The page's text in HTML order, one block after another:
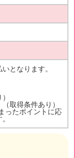
となります。
取得条件あり）
ったポイントに応